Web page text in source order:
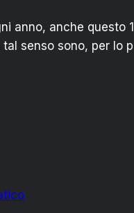
anno, anche questo
senso sono, per lo